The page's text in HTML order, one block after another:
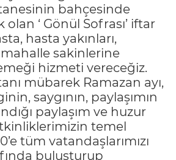
bahçesinde
‘ Gönül Sofrası’ iftar
hasta yakınları,
sakinlerine
hizmeti vereceğiz.
mübarek Ramazan ayı,
saygının, paylaşımın
paylaşım ve huzur
temel
tüm vatandaşlarımızı
buluşturup